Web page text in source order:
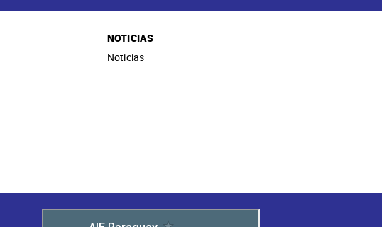
NOTICIAS
Noticias